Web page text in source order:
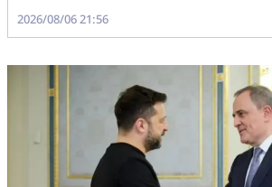
2026/08/06 21:56